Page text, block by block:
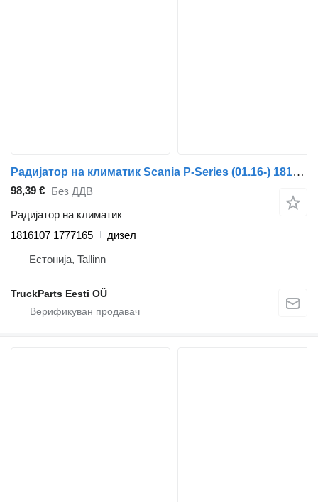
Радијатор на климатик Scania P-Series (01.16-) 1816107 1777165 за камион влекач Scania L,P,G,R,S-series (2016-)
98,39 € Без ДДВ
Радијатор на климатик
1816107 1777165
дизел
Естонија, Tallinn
TruckParts Eesti OÜ